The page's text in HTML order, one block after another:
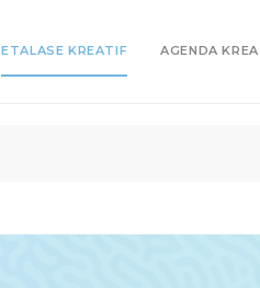
ETALASE KREATIF AGENDA